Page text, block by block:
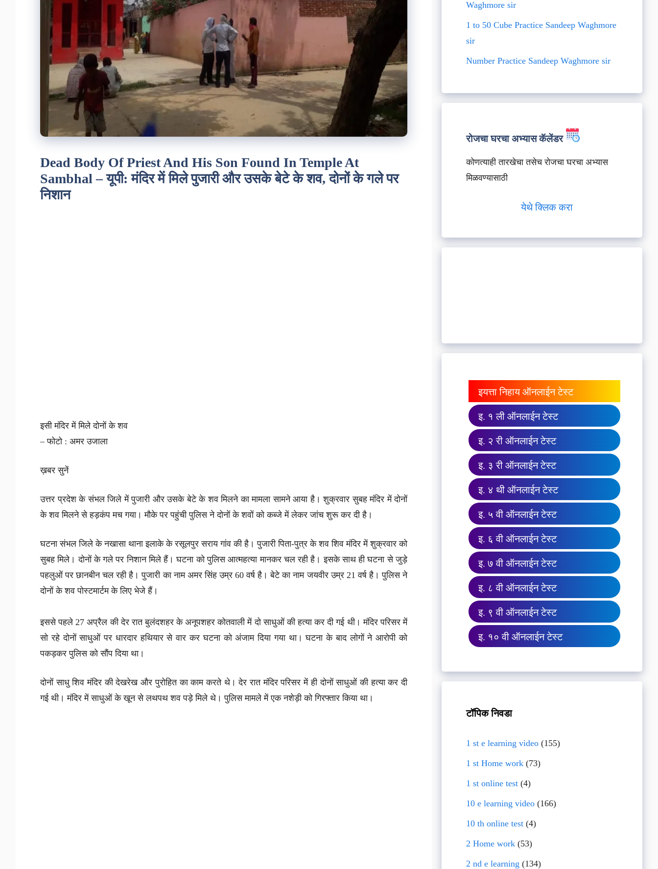
Dead Body Of Priest And His Son Found In Temple At
Sambhal – यूपी: मंदिर में मिले पुजारी और उसके बेटे के शव, दोनों के गले पर
निशान
इसी मंदिर में मिले दोनों के शव
– फोटो : अमर उजाला
ख़बर सुनें
उत्तर प्रदेश के संभल जिले में पुजारी और उसके बेटे के शव मिलने का मामला सामने आया है। शुक्रवार सुबह मंदिर में दोनों
के शव मिलने से हड़कंप मच गया। मौके पर पहुंची पुलिस ने दोनों के शवों को कब्जे में लेकर जांच शुरू कर दी है।
घटना संभल जिले के नखासा थाना इलाके के रसूलपुर सराय गांव की है। पुजारी पिता-पुत्र के शव शिव मंदिर में शुक्रवार को
सुबह मिले। दोनों के गले पर निशान मिले हैं। घटना को पुलिस आत्महत्या मानकर चल रही है। इसके साथ ही घटना से जुड़े
पहलुओं पर छानबीन चल रही है। पुजारी का नाम अमर सिंह उम्र 60 वर्ष है। बेटे का नाम जयवीर उम्र 21 वर्ष है। पुलिस ने
दोनों के शव पोस्टमार्टम के लिए भेजे हैं।
इससे पहले 27 अप्रैल की देर रात बुलंदशहर के अनूपशहर कोतवाली में दो साधुओं की हत्या कर दी गई थी। मंदिर परिसर में
सो रहे दोनों साधुओं पर धारदार हथियार से वार कर घटना को अंजाम दिया गया था। घटना के बाद लोगों ने आरोपी को
पकड़कर पुलिस को सौंप दिया था।
दोनों साधु शिव मंदिर की देखरेख और पुरोहित का काम करते थे। देर रात मंदिर परिसर में ही दोनों साधुओं की हत्या कर दी
गई थी। मंदिर में साधुओं के खून से लथपथ शव पड़े मिले थे। पुलिस मामले में एक नशेड़ी को गिरफ्तार किया था।
Waghmore sir
1 to 50 Cube Practice Sandeep Waghmore
sir
Number Practice Sandeep Waghmore sir
रोजचा घरचा अभ्यास कॅलेंडर
कोणत्याही तारखेचा तसेच रोजचा घरचा अभ्यास
मिळवण्यासाठी
येथे क्लिक करा
इयत्ता निहाय ऑनलाईन टेस्ट
इ. १ ली ऑनलाईन टेस्ट
इ. २ री ऑनलाईन टेस्ट
इ. ३ री ऑनलाईन टेस्ट
इ. ४ थी ऑनलाईन टेस्ट
इ. ५ वी ऑनलाईन टेस्ट
इ. ६ वी ऑनलाईन टेस्ट
इ. ७ वी ऑनलाईन टेस्ट
इ. ८ वी ऑनलाईन टेस्ट
इ. ९ वी ऑनलाईन टेस्ट
इ. १० वी ऑनलाईन टेस्ट
टॉपिक निवडा
1 st e learning video (155)
1 st Home work (73)
1 st online test (4)
10 e learning video (166)
10 th online test (4)
2 Home work (53)
2 nd e learning (134)